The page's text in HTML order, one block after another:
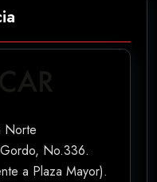
Norte
No.336.
a Plaza Mayor).